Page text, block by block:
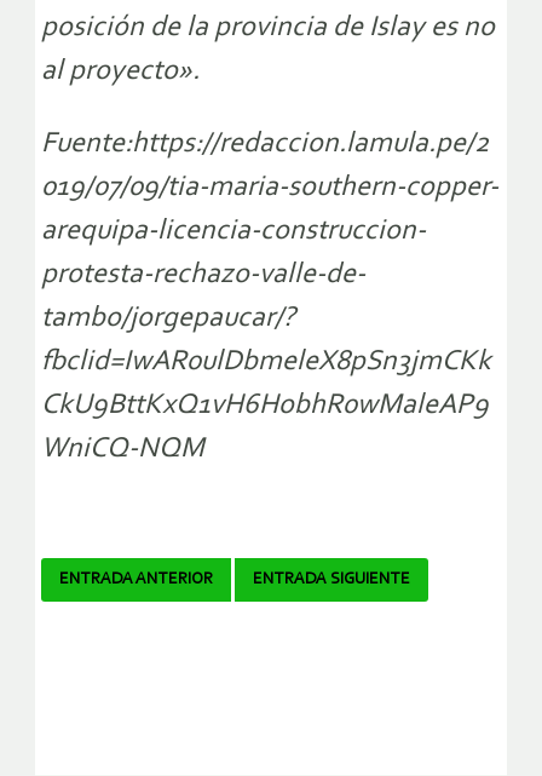
posición de la provincia de Islay es no
al proyecto».
Fuente:https://redaccion.lamula.pe/2
019/07/09/tia-maria-southern-copper-
arequipa-licencia-construccion-
protesta-rechazo-valle-de-
tambo/jorgepaucar/?
fbclid=IwAR0ulDbmeleX8pSn3jmCKk
CkU9BttKxQ1vH6HobhR0wMaleAP9
WniCQ-NQM
Navegador
ENTRADA ANTERIOR ENTRADA SIGUIENTE